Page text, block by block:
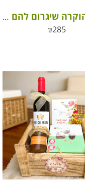
מארז הוקרה שיגרום להם לחייך
₪285